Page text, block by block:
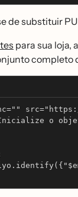
substituir
para sua loja,
o objeto